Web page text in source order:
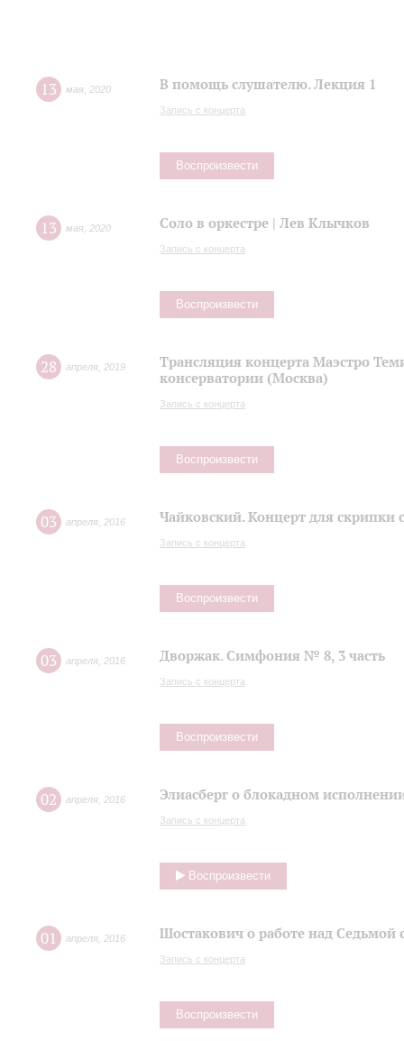
13 мая 2020 В помощь слушателю. Лекция 1
Запись с концерта
Воспроизвести
13 мая 2020 Соло в оркестре | Лев Клычков
Запись с концерта
Воспроизвести
28 апреля 2019
Трансляция концерта Маэстро
консерватории (Москва)
Запись с концерта
Воспроизвести
03 апреля 2016 Чайковский. Концерт для скрипки
Запись с концерта
Воспроизвести
03 апреля 2016 Дворжак. Симфония № 8, 3 часть
Запись с концерта
Воспроизвести
02 апреля 2016 Элиасберг о блокадном
Запись с концерта
Воспроизвести
01 апреля 2016 Шостакович о работе над
Запись с концерта
Воспроизвести